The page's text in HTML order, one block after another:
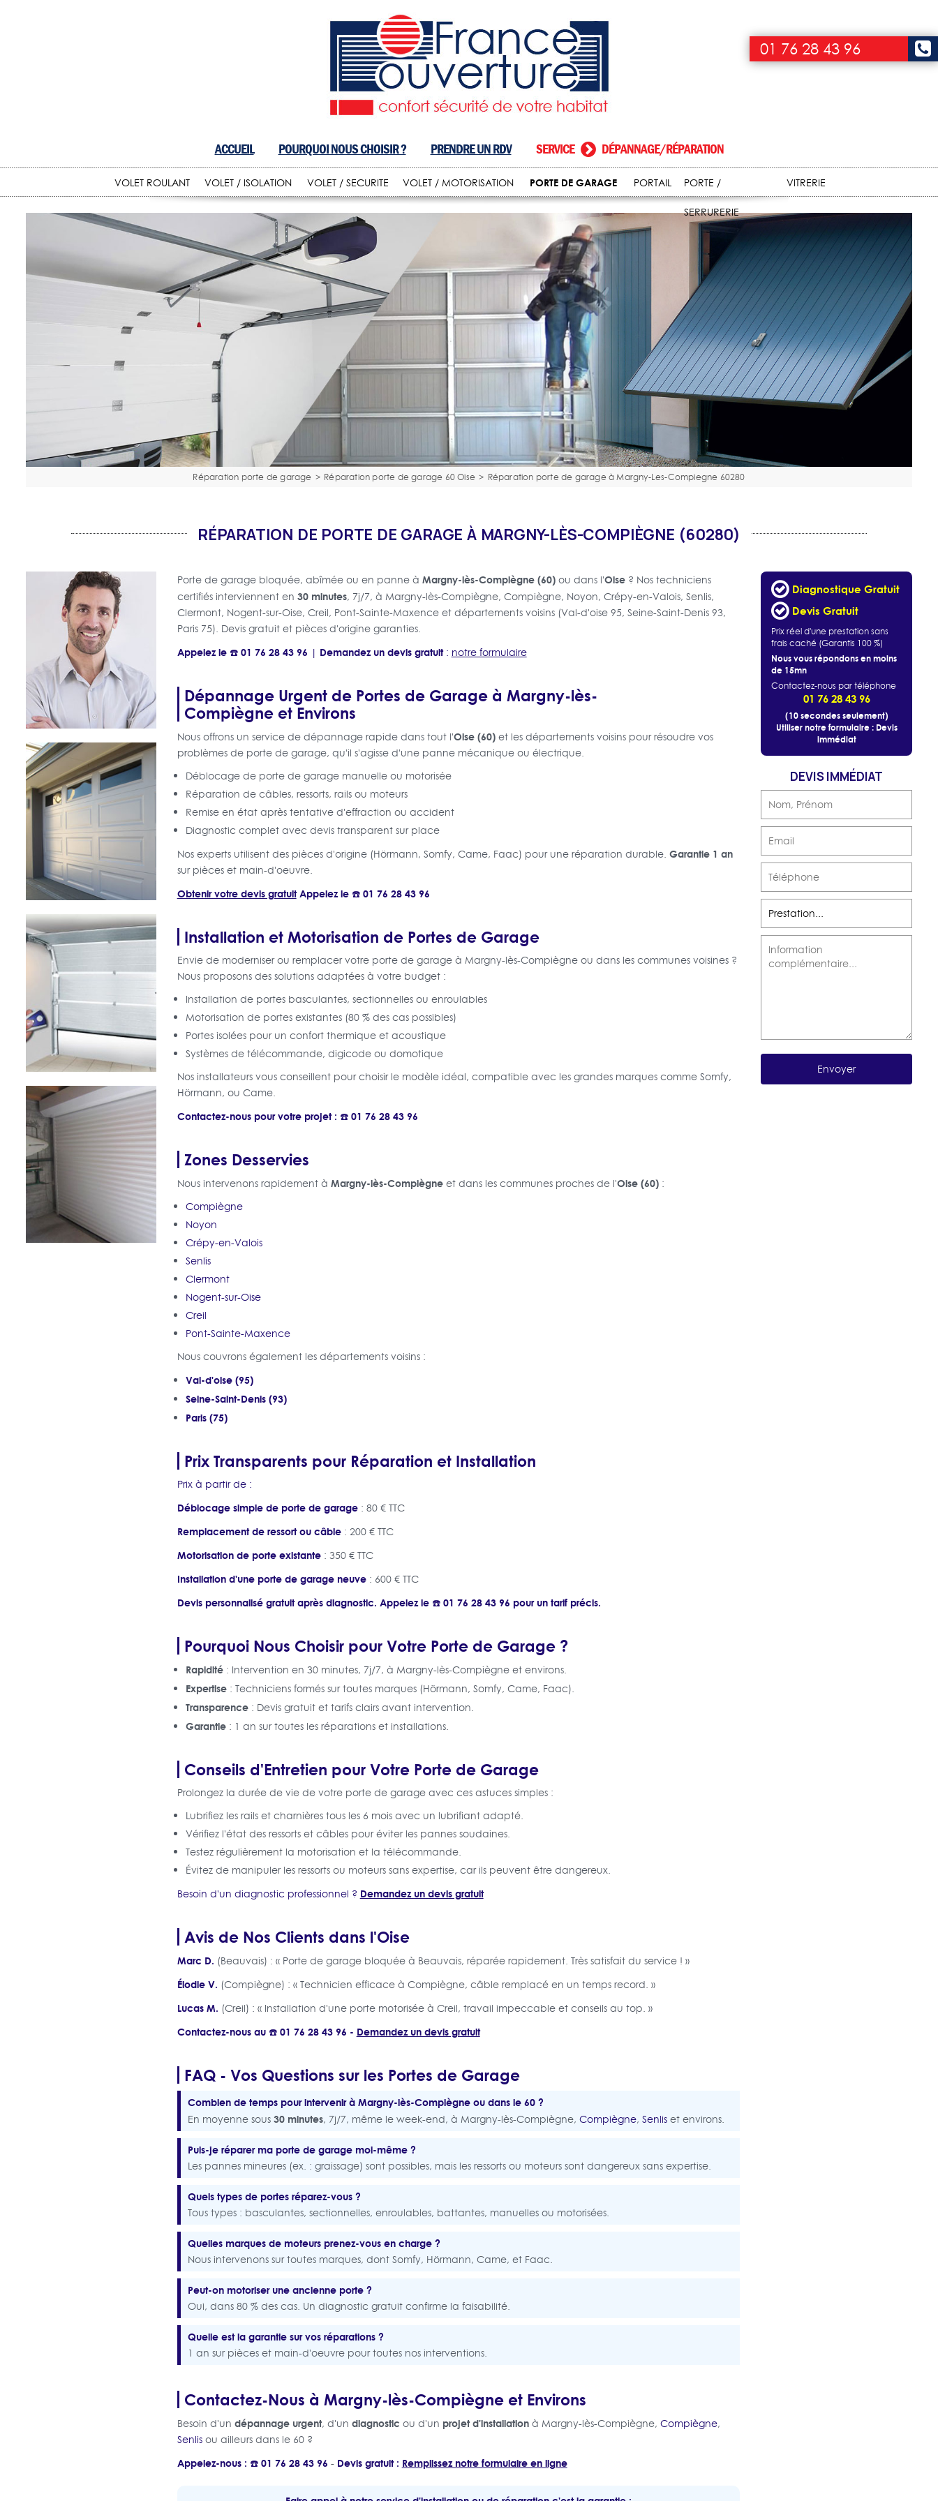
01 76 28 43 96
ACCUEIL POURQUOI NOUS CHOISIR ? PRENDRE UN RDV SERVICE DÉPANNAGE/RÉPARATION
VOLET ROULANT VOLET / ISOLATION VOLET / SECURITE VOLET / MOTORISATION PORTE DE GARAGE PORTAIL PORTE /
SERRURERIE
VITRERIE
Réparation porte de garage > Réparation porte de garage 60 Oise > Réparation porte de garage à Margny-Les-Compiegne 60280
RÉPARATION DE PORTE DE GARAGE À MARGNY-LÈS-COMPIÈGNE (60280)
Porte de garage bloquée, abîmée ou en panne à Margny-lès-Compiègne (60)ou dans l'Oise? Nos techniciens
certifiés interviennent en 30 minutes, 7j/7, à Margny-lès-Compiègne, Compiègne, Noyon, Crépy-en-Valois, Senlis,
Clermont, Nogent-sur-Oise, Creil, Pont-Sainte-Maxence et départements voisins (Val-d'oise 95, Seine-Saint-Denis 93,
Paris 75). Devis gratuit et pièces d'origine garanties.
Appelez le ☎️ 01 76 28 43 96 | Demandez un devis gratuit: notre formulaire
Dépannage Urgent de Portes de Garage à Margny-lès-
Compiègne et Environs
Nous offrons un service de dépannage rapide dans tout l'Oise (60)et les départements voisins pour résoudre vos
problèmes de porte de garage, qu'il s'agisse d'une panne mécanique ou électrique.
Déblocage de porte de garage manuelle ou motorisée
Réparation de câbles, ressorts, rails ou moteurs
Remise en état après tentative d'effraction ou accident
Diagnostic complet avec devis transparent sur place
Nos experts utilisent des pièces d'origine (Hörmann, Somfy, Came, Faac) pour une réparation durable. Garantie 1 an
sur pièces et main-d'oeuvre.
Obtenir votre devis gratuit Appelez le ☎️ 01 76 28 43 96
Installation et Motorisation de Portes de Garage
Envie de moderniser ou remplacer votre porte de garage à Margny-lès-Compiègne ou dans les communes voisines ?
Nous proposons des solutions adaptées à votre budget :
Installation de portes basculantes, sectionnelles ou enroulables
Motorisation de portes existantes (80 % des cas possibles)
Portes isolées pour un confort thermique et acoustique
Systèmes de télécommande, digicode ou domotique
Nos installateurs vous conseillent pour choisir le modèle idéal, compatible avec les grandes marques comme Somfy,
Hörmann, ou Came.
Contactez-nous pour votre projet : ☎️ 01 76 28 43 96
Zones Desservies
Nous intervenons rapidement à Margny-lès-Compiègneet dans les communes proches de l'Oise (60):
Compiègne
Noyon
Crépy-en-Valois
Senlis
Clermont
Nogent-sur-Oise
Creil
Pont-Sainte-Maxence
Nous couvrons également les départements voisins :
Val-d'oise (95)
Seine-Saint-Denis (93)
Paris (75)
Prix Transparents pour Réparation et Installation
Prix à partir de :
Déblocage simple de porte de garage: 80 € TTC
Remplacement de ressort ou câble: 200 € TTC
Motorisation de porte existante: 350 € TTC
Installation d'une porte de garage neuve: 600 € TTC
Devis personnalisé gratuit après diagnostic. Appelez le ☎️ 01 76 28 43 96 pour un tarif précis.
Pourquoi Nous Choisir pour Votre Porte de Garage ?
Rapidité: Intervention en 30 minutes, 7j/7, à Margny-lès-Compiègne et environs.
Expertise: Techniciens formés sur toutes marques (Hörmann, Somfy, Came, Faac).
Transparence: Devis gratuit et tarifs clairs avant intervention.
Garantie: 1 an sur toutes les réparations et installations.
Conseils d'Entretien pour Votre Porte de Garage
Prolongez la durée de vie de votre porte de garage avec ces astuces simples :
Lubrifiez les rails et charnières tous les 6 mois avec un lubrifiant adapté.
Vérifiez l'état des ressorts et câbles pour éviter les pannes soudaines.
Testez régulièrement la motorisation et la télécommande.
Évitez de manipuler les ressorts ou moteurs sans expertise, car ils peuvent être dangereux.
Besoin d'un diagnostic professionnel ? Demandez un devis gratuit
Avis de Nos Clients dans l'Oise
Marc D. (Beauvais) : « Porte de garage bloquée à Beauvais, réparée rapidement. Très satisfait du service ! »
Élodie V. (Compiègne) : « Technicien efficace à Compiègne, câble remplacé en un temps record. »
Lucas M. (Creil) : « Installation d'une porte motorisée à Creil, travail impeccable et conseils au top. »
Contactez-nous au ☎️ 01 76 28 43 96 - Demandez un devis gratuit
FAQ - Vos Questions sur les Portes de Garage
Combien de temps pour intervenir à Margny-lès-Compiègne ou dans le 60 ?
En moyenne sous 30 minutes, 7j/7, même le week-end, à Margny-lès-Compiègne, Compiègne, Senliset environs.
Puis-je réparer ma porte de garage moi-même ?
Les pannes mineures (ex. : graissage) sont possibles, mais les ressorts ou moteurs sont dangereux sans expertise.
Quels types de portes réparez-vous ?
Tous types : basculantes, sectionnelles, enroulables, battantes, manuelles ou motorisées.
Quelles marques de moteurs prenez-vous en charge ?
Nous intervenons sur toutes marques, dont Somfy, Hörmann, Came, et Faac.
Peut-on motoriser une ancienne porte ?
Oui, dans 80 % des cas. Un diagnostic gratuit confirme la faisabilité.
Quelle est la garantie sur vos réparations ?
1 an sur pièces et main-d'oeuvre pour toutes nos interventions.
Contactez-Nous à Margny-lès-Compiègne et Environs
Besoin d'un dépannage urgent, d'un diagnostic ou d'un projet d'installationà Margny-lès-Compiègne, Compiègne,
Senlisou ailleurs dans le 60 ?
Appelez-nous : ☎️ 01 76 28 43 96 - Devis gratuit : Remplissez notre formulaire en ligne
Diagnostique Gratuit
Devis Gratuit
Prix réel d'une prestation sans
frais caché (Garantis 100 %)
Nous vous répondons en moins
de 15mn
Contactez-nous par téléphone
01 76 28 43 96
(10 secondes seulement)
Utiliser notre formulaire : Devis
immédiat
DEVIS IMMÉDIAT